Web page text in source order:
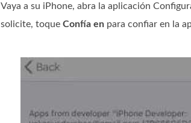
Vaya a su iPhone, abra la aplicación
solicite, toque Confía en para confiar en la